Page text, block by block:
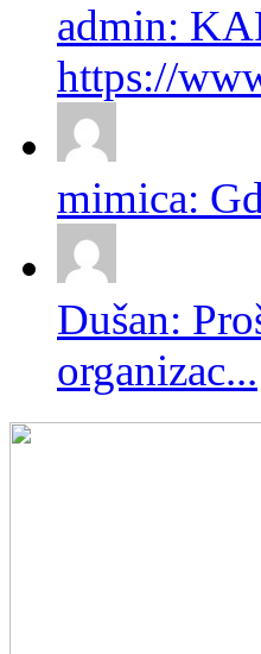
admin:
https://
mimica:
Dušan:
organizac...